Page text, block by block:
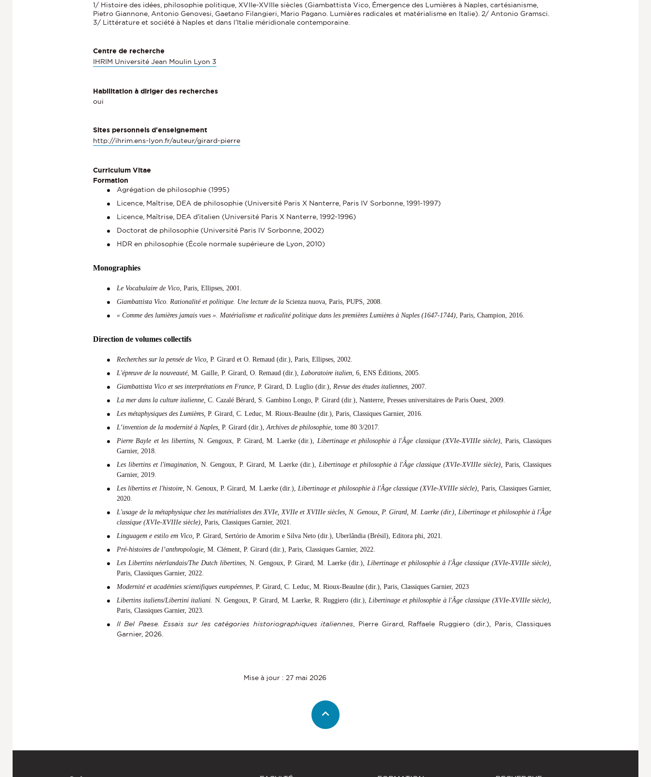
1/ Histoire des idées, philosophie politique, XVIIe-XVIIIe siècles (Giambattista Vico, Émergence des Lumières à Naples, cartésianisme,
Pietro Giannone, Antonio Genovesi, Gaetano Filangieri, Mario Pagano. Lumières radicales et matérialisme en Italie). 2/ Antonio Gramsci.
3/ Littérature et société à Naples et dans l’Italie méridionale contemporaine.
Centre de recherche
IHRIM Université Jean Moulin Lyon 3
Habilitation à diriger des recherches
oui
Sites personnels d'enseignement
http://ihrim.ens-lyon.fr/auteur/girard-pierre
Curriculum Vitae
Formation
Agrégation de philosophie (1995)
Licence, Maîtrise, DEA de philosophie (Université Paris X Nanterre, Paris IV Sorbonne, 1991-1997)
Licence, Maîtrise, DEA d'italien (Université Paris X Nanterre, 1992-1996)
Doctorat de philosophie (Université Paris IV Sorbonne, 2002)
HDR en philosophie (École normale supérieure de Lyon, 2010)
Monographies
Le Vocabulaire de Vico, Paris, Ellipses, 2001.
Giambattista Vico. Rationalité et politique. Une lecture de la Scienza nuova, Paris, PUPS, 2008.
« Comme des lumières jamais vues ». Matérialisme et radicalité politique dans les premières Lumières à Naples (1647-1744), Paris, Champion, 2016.
Direction de volumes collectifs
Recherches sur la pensée de Vico, P. Girard et O. Remaud (dir.), Paris, Ellipses, 2002.
L'épreuve de la nouveauté, M. Gaille, P. Girard, O. Remaud (dir.), Laboratoire italien, 6, ENS Éditions, 2005.
Giambattista Vico et ses interprétations en France, P. Girard, D. Luglio (dir.), Revue des études italiennes, 2007.
La mer dans la culture italienne, C. Cazalé Bérard, S. Gambino Longo, P. Girard (dir.), Nanterre, Presses universitaires de Paris Ouest, 2009.
Les métaphysiques des Lumières, P. Girard, C. Leduc, M. Rioux-Beaulne (dir.), Paris, Classiques Garnier, 2016.
L’invention de la modernité à Naples, P. Girard (dir.),Archives de philosophie, tome 80 3/2017.
PierreBayle et les libertins, N.Gengoux, P. Girard, M. Laerke (dir.), Libertinage et philosophie à l'Âge classique (XVIe-XVIIIe siècle), Paris, Classiques
Garnier, 2018.
Les libertins et l'imagination, N. Gengoux, P. Girard, M. Laerke (dir.), Libertinage et philosophie à l'Âge classique (XVIe-XVIIIe siècle), Paris, Classiques
Garnier, 2019.
Les libertins et l'histoire, N. Genoux, P. Girard, M. Laerke (dir.),Libertinage et philosophie à l'Âge classique (XVIe-XVIIIe siècle), Paris, Classiques Garnier,
2020.
L'usage de la métaphysique chez les matérialistes des XVIe, XVIIe et XVIIIe siècles, N. Genoux, P. Girard, M. Laerke (dir.), Libertinage et philosophie à l'Âge
classique (XVIe-XVIIIe siècle), Paris, Classiques Garnier, 2021.
Linguagem e estilo em Vico, P. Girard, Sertório de Amorim e Silva Neto (dir.), Uberlândia (Brésil), Editora phi, 2021.
Pré-histoires de l’anthropologie, M. Clément, P. Girard (dir.), Paris, Classiques Garnier, 2022.
Les Libertins néerlandais/The Dutch libertines, N. Gengoux, P. Girard, M. Laerke (dir.), Libertinage et philosophie à l'Âge classique (XVIe-XVIIIe siècle),
Paris, Classiques Garnier, 2022.
Modernité et académies scientifiques européennes, P. Girard, C. Leduc, M. Rioux-Beaulne (dir.), Paris, Classiques Garnier, 2023
Libertins italiens/Libertini italiani. N.Gengoux, P. Girard, M. Laerke, R. Ruggiero (dir.),Libertinage et philosophie à l'Âge classique (XVIe-XVIIIe siècle),
Paris, Classiques Garnier, 2023.
Il Bel Paese. Essais sur les catégories historiographiques italiennes, Pierre Girard, Raffaele Ruggiero (dir.), Paris, Classiques
Garnier, 2026.
Mise à jour : 27 mai 2026